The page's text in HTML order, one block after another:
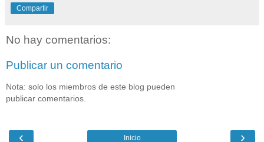
Compartir
No hay comentarios:
Publicar un comentario
Nota: solo los miembros de este blog pueden
publicar comentarios.
‹ ›
Inicio